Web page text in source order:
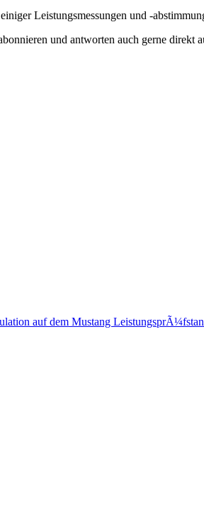
Leistungsmessungen und -
und antworten auch gerne direkt
auf dem Mustang